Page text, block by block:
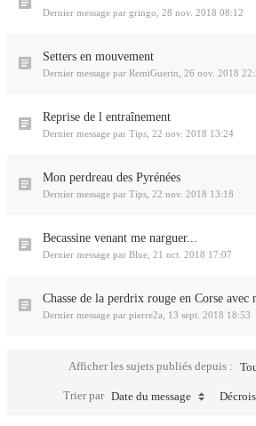
Dernier message par gringo 28 nov. 2018 08:12
Setters en mouvement
Dernier message par RemiGuerin 26 nov. 2018
Reprise de l entraînement
Dernier message par Tips 22 nov. 2018 13:24
Mon perdreau des Pyrénées
Dernier message par Tips 22 nov. 2018 13:18
Becassine venant me narguer...
Dernier message par Blue 21 oct. 2018 17:07
Chasse de la perdrix rouge en Corse avec
Dernier message par pierre2a 13 sept. 2018 18:53
Afficher les sujets publiés depuis :
Trier par Date du message